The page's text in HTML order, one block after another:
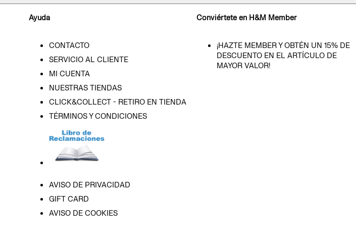
Ayuda
CONTACTO
SERVICIO AL CLIENTE
MI CUENTA
NUESTRAS TIENDAS
CLICK&COLLECT - RETIRO EN TIENDA
TÉRMINOS Y CONDICIONES
AVISO DE PRIVACIDAD
GIFT CARD
AVISO DE COOKIES
Conviértete en H&M Member
¡HAZTE MEMBER Y OBTÉN UN 15% DE
DESCUENTO EN EL ARTÍCULO DE
MAYOR VALOR!